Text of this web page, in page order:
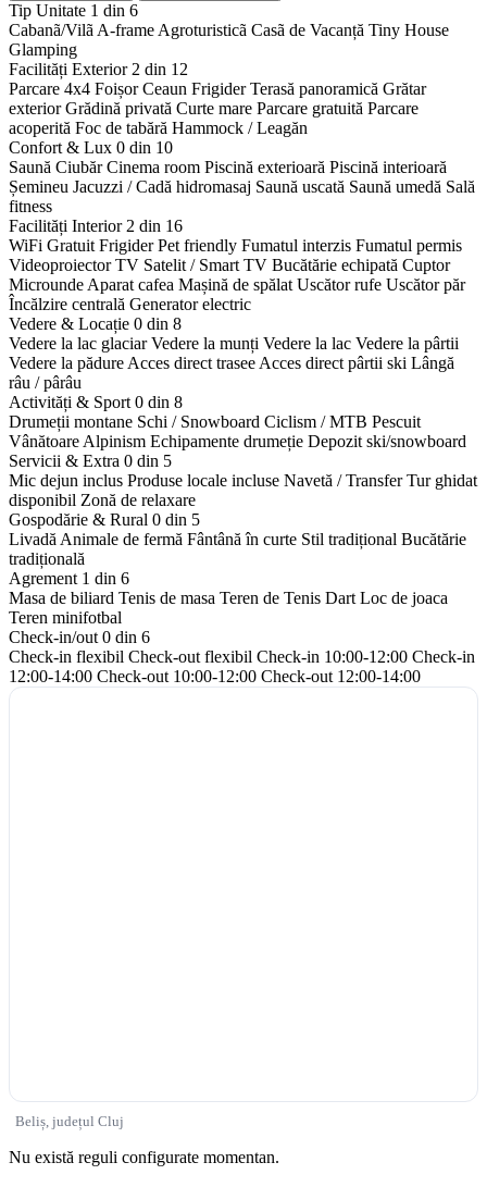
Tip Unitate 1 din 6
Cabanã/Vilã A-frame Agroturisticã Casã de Vacanță Tiny House
Glamping
Facilități Exterior 2 din 12
Parcare 4x4 Foișor Ceaun Frigider Terasă panoramică Grătar
exterior Grădină privată Curte mare Parcare gratuită Parcare
acoperită Foc de tabără Hammock / Leagăn
Confort & Lux 0 din 10
Saună Ciubăr Cinema room Piscină exterioară Piscină interioară
Șemineu Jacuzzi / Cadă hidromasaj Saună uscată Saună umedă Sală
fitness
Facilități Interior 2 din 16
WiFi Gratuit Frigider Pet friendly Fumatul interzis Fumatul permis
Videoproiector TV Satelit / Smart TV Bucătărie echipată Cuptor
Microunde Aparat cafea Mașină de spălat Uscător rufe Uscător păr
Încălzire centrală Generator electric
Vedere & Locație 0 din 8
Vedere la lac glaciar Vedere la munți Vedere la lac Vedere la pârtii
Vedere la pădure Acces direct trasee Acces direct pârtii ski Lângă
râu / pârâu
Activități & Sport 0 din 8
Drumeții montane Schi / Snowboard Ciclism / MTB Pescuit
Vânătoare Alpinism Echipamente drumeție Depozit ski/snowboard
Servicii & Extra 0 din 5
Mic dejun inclus Produse locale incluse Navetă / Transfer Tur ghidat
disponibil Zonă de relaxare
Gospodărie & Rural 0 din 5
Livadă Animale de fermă Fântână în curte Stil tradițional Bucătărie
tradițională
Agrement 1 din 6
Masa de biliard Tenis de masa Teren de Tenis Dart Loc de joaca
Teren minifotbal
Check-in/out 0 din 6
Check-in flexibil Check-out flexibil Check-in 10:00-12:00 Check-in
12:00-14:00 Check-out 10:00-12:00 Check-out 12:00-14:00
Beliș, județul Cluj
Nu există reguli configurate momentan.